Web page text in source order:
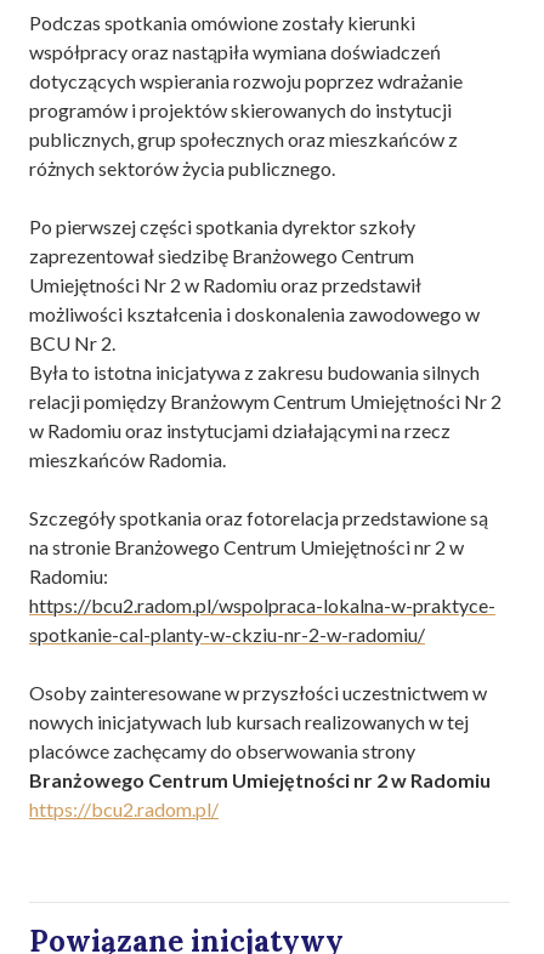
Podczas spotkania omówione zostały kierunki
współpracy oraz nastąpiła wymiana doświadczeń
dotyczących wspierania rozwoju poprzez wdrażanie
programów i projektów skierowanych do instytucji
publicznych, grup społecznych oraz mieszkańców z
różnych sektorów życia publicznego.
Po pierwszej części spotkania dyrektor szkoły
zaprezentował siedzibę Branżowego Centrum
Umiejętności Nr 2 w Radomiu oraz przedstawił
możliwości kształcenia i doskonalenia zawodowego w
BCU Nr 2.
Była to istotna inicjatywa z zakresu budowania silnych
relacji pomiędzy Branżowym Centrum Umiejętności Nr 2
w Radomiu oraz instytucjami działającymi na rzecz
mieszkańców Radomia.
Szczegóły spotkania oraz fotorelacja przedstawione są
na stronie Branżowego Centrum Umiejętności nr 2 w
Radomiu:
https://bcu2.radom.pl/wspolpraca-lokalna-w-praktyce-
spotkanie-cal-planty-w-ckziu-nr-2-w-radomiu/
Osoby zainteresowane w przyszłości uczestnictwem w
nowych inicjatywach lub kursach realizowanych w tej
placówce zachęcamy do obserwowania strony
Branżowego Centrum Umiejętności nr 2 w Radomiu
https://bcu2.radom.pl/
Powiązane inicjatywy